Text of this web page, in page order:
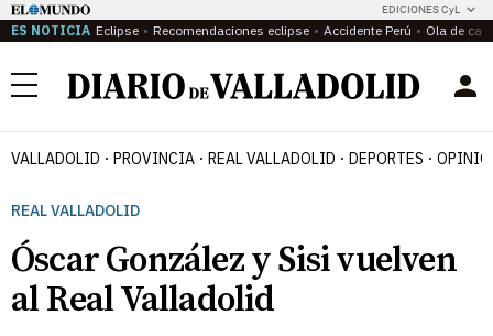
EDICIONES CyL
ES NOTICIA Eclipse Recomendaciones eclipse Accidente Perú Ola de
Menú
VALLADOLID PROVINCIA REAL VALLADOLID DEPORTES
REAL VALLADOLID
Óscar González y Sisi vuelven
al Real Valladolid